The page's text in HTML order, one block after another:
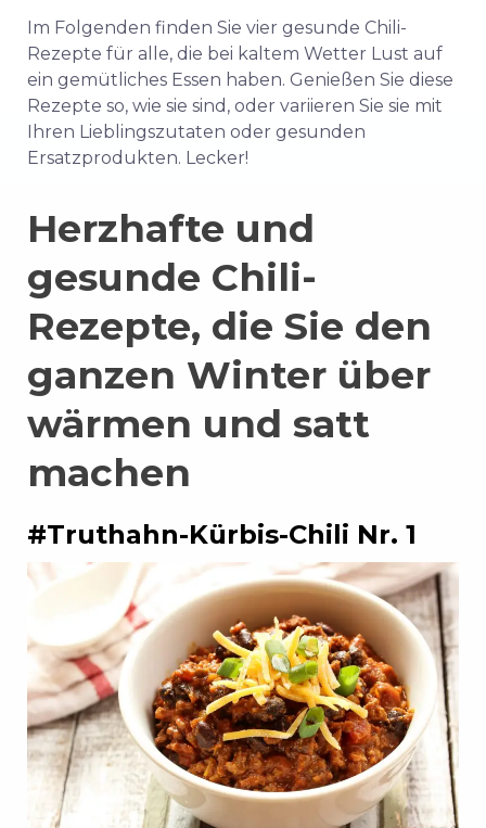
Im Folgenden finden Sie vier gesunde Chili-
Rezepte für alle, die bei kaltem Wetter Lust auf
ein gemütliches Essen haben. Genießen Sie diese
Rezepte so, wie sie sind, oder variieren Sie sie mit
Ihren Lieblingszutaten oder gesunden
Ersatzprodukten. Lecker!
Herzhafte und
gesunde Chili-
Rezepte, die Sie den
ganzen Winter über
wärmen und satt
machen
#Truthahn-Kürbis-Chili Nr. 1